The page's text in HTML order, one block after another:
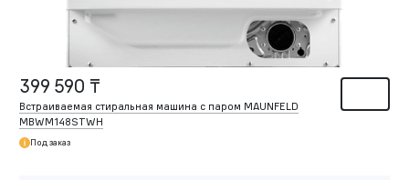
399 590 ₸
Встраиваемая стиральная машина с паром MAUNFELD
MBWM148STWH
Под заказ